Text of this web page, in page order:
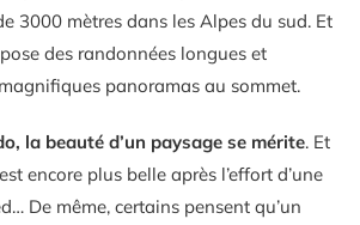
3000 mètres dans les Alpes du sud. Et
des randonnées longues et
panoramas au sommet.
la beauté d’un paysage se mérite. Et
encore plus belle après l’effort d’une
De même, certains pensent qu’un